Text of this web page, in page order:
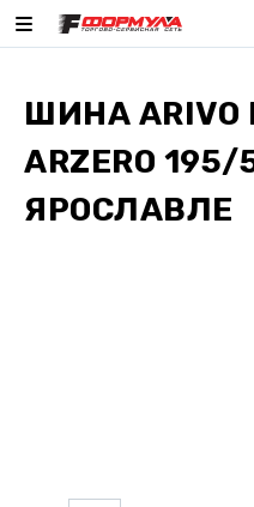
ШИНА ARIVO
ARZERO 195/
ЯРОСЛАВЛЕ